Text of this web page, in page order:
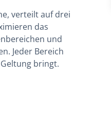
verteilt auf drei
das
und
Jeder Bereich
bringt.